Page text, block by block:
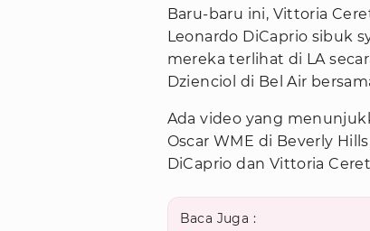
Baru-baru ini, Vittoria
Leonardo DiCaprio sibuk
mereka terlihat di LA
Dzienciol di Bel Air
Ada video yang
Oscar WME di Beverly
DiCaprio dan Vittoria
Baca Juga :